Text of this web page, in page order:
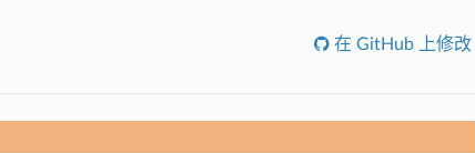
在 GitHub 上修改